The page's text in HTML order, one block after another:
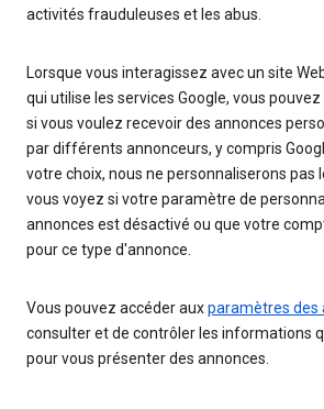
activités frauduleuses et les abus.
Lorsque vous interagissez avec un site
qui utilise les services Google, vous
si vous voulez recevoir des annonces
par différents annonceurs, y compris
votre choix, nous ne personnaliserons pas
vous voyez si votre paramètre de
annonces est désactivé ou que votre
pour ce type d'annonce.
Vous pouvez accéder auxparamètres des
consulter et de contrôler les informations
pour vous présenter des annonces.